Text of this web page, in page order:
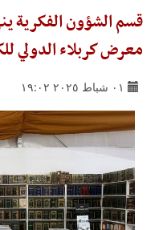
قسم الشؤون الفكرية
معرض كربلاء الدولي
٠١ شباط ٢٠٢٥ ١٩:٠٢